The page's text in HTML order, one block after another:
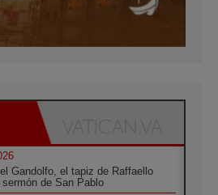
Gandolfo, el tapiz de Raffaello
de San Pablo